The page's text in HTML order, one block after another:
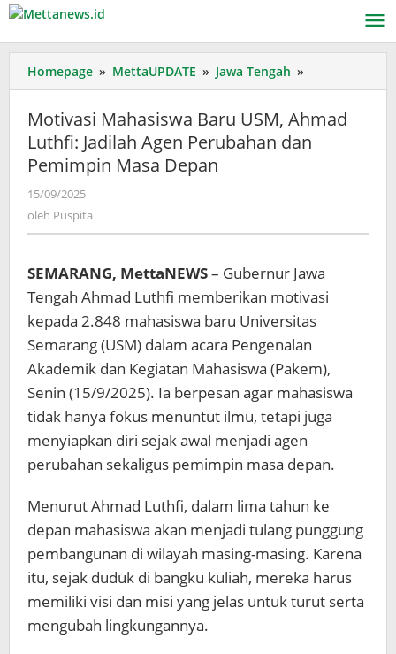
Lewati
konten
Homepage » MettaUPDATE » Jawa Tengah »
Mahasiswa
USM,
Ahmad
dan
Masa
Depan
Motivasi Mahasiswa Baru USM, Ahmad
Luthfi: Jadilah Agen Perubahan dan
Pemimpin Masa Depan
15/09/2025
oleh Puspita
SEMARANG, MettaNEWS– Gubernur Jawa
Tengah Ahmad Luthfi memberikan motivasi
kepada 2.848 mahasiswa baru Universitas
Semarang (USM) dalam acara Pengenalan
Akademik dan Kegiatan Mahasiswa (Pakem),
Senin (15/9/2025). Ia berpesan agar mahasiswa
tidak hanya fokus menuntut ilmu, tetapi juga
menyiapkan diri sejak awal menjadi agen
perubahan sekaligus pemimpin masa depan.
Menurut Ahmad Luthfi, dalam lima tahun ke
depan mahasiswa akan menjadi tulang punggung
pembangunan di wilayah masing-masing. Karena
itu, sejak duduk di bangku kuliah, mereka harus
memiliki visi dan misi yang jelas untuk turut serta
mengubah lingkungannya.